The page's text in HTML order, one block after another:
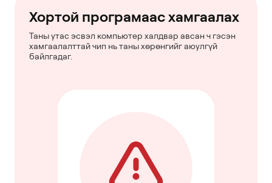
Хортой програмаас хамгаалах
Таны утас эсвэл компьютер халдвар авсан ч гэсэн
хамгаалалттай чип нь таны хөрөнгийг аюулгүй
байлгадаг.